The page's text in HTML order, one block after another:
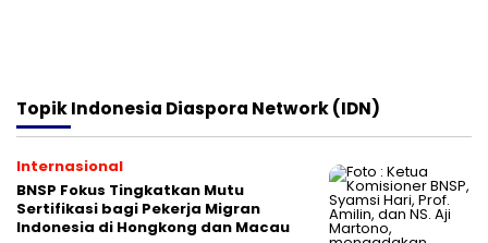
TopikIndonesia Diaspora Network (IDN)
Internasional
BNSP Fokus Tingkatkan Mutu
Sertifikasi bagi Pekerja Migran
Indonesia di Hongkong dan Macau